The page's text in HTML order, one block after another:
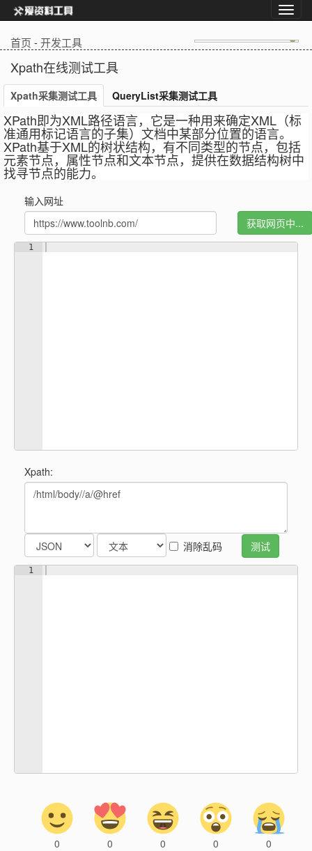
首页 -开发工具
Xpath在线测试工具
Xpath采集测试工具 QueryList采集测试工具
XPath即为XML路径语言，它是一种用来确定XML（标
准通用标记语言的子集）文档中某部分位置的语言。
XPath基于XML的树状结构，有不同类型的节点，包括
元素节点，属性节点和文本节点，提供在数据结构树中
找寻节点的能力。
输入网址
1
Xpath:
消除乱码
1
0 0 0 0 0